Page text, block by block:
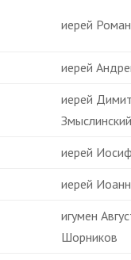
иерей
иерей
иерей
Змыслинский
иерей
иерей
игумен
Шорников